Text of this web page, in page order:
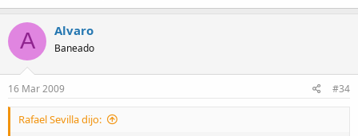
A Alvaro
Baneado
16 Mar 2009 #34
Rafael Sevilla dijo: